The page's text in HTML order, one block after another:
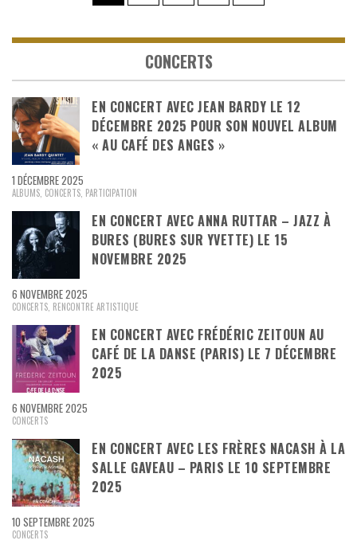
publications
CONCERTS
EN CONCERT AVEC JEAN BARDY LE 12
DÉCEMBRE 2025 POUR SON NOUVEL ALBUM
« AU CAFÉ DES ANGES »
1 DÉCEMBRE 2025
ALBUMS CONCERTS PARTICIPATION
EN CONCERT AVEC ANNA RUTTAR – JAZZ À
BURES (BURES SUR YVETTE) LE 15
NOVEMBRE 2025
6 NOVEMBRE 2025
CONCERTS RENCONTRE ARTISTIQUE
EN CONCERT AVEC FRÉDÉRIC ZEITOUN AU
CAFÉ DE LA DANSE (PARIS) LE 7 DÉCEMBRE
2025
6 NOVEMBRE 2025
CONCERTS
EN CONCERT AVEC LES FRÈRES NACASH À LA
SALLE GAVEAU – PARIS LE 10 SEPTEMBRE
2025
10 SEPTEMBRE 2025
CONCERTS